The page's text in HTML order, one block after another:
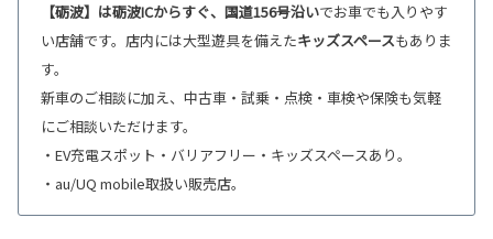
【砺波】は砺波ICからすぐ、国道156号沿いでお車でも入りやす
い店舗です。店内には大型遊具を備えたキッズスペースもありま
す。
新車のご相談に加え、中古車・試乗・点検・車検や保険も気軽
にご相談いただけます。
・EV充電スポット・バリアフリー・キッズスペースあり。
・au/UQ mobile取扱い販売店。